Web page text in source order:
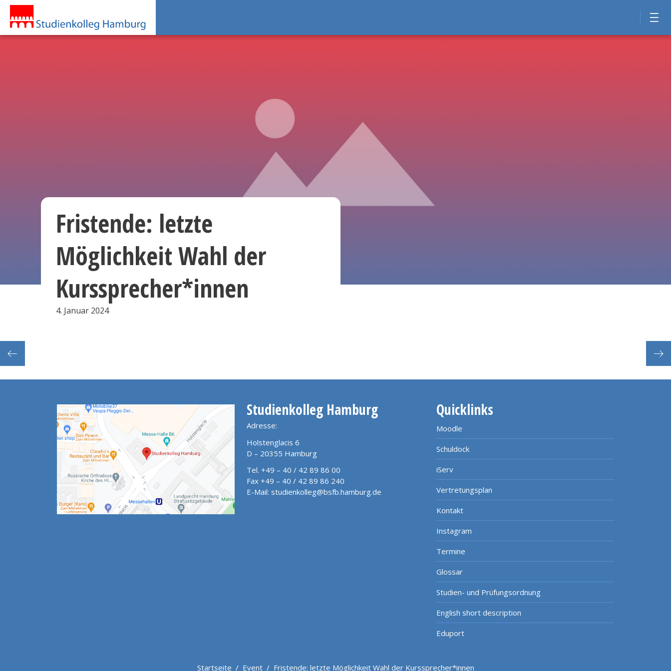
T1
Fristende: letzte
Möglichkeit Wahl der
Kurssprecher*innen
4. Januar 2024
Studienkolleg Hamburg
Adresse:
Holstenglacis 6
D – 20355 Hamburg
Tel. +49 – 40 / 42 89 86 00
Fax +49 – 40 / 42 89 86 240
E-Mail: studienkolleg@bsfb.hamburg.de
Quicklinks
Moodle
Schuldock
iServ
Vertretungsplan
Kontakt
Instagram
Termine
Glossar
Studien- und Prüfungsordnung
English short description
Eduport
Startseite / Event/ Fristende: letzte Möglichkeit Wahl der Kurssprecher*innen